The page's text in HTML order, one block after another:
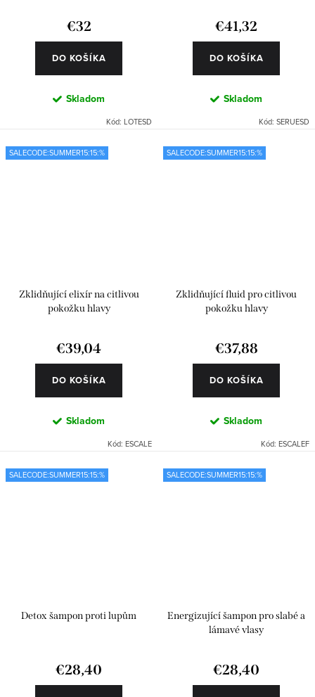
€32
DO KOŠÍKA
Skladom
Kód: LOTESD
€41,32
DO KOŠÍKA
Skladom
Kód: SERUESD
SALECODE:SUMMER15:15:%
Zklidňující elixír na citlivou
pokožku hlavy
€39,04
DO KOŠÍKA
Skladom
Kód: ESCALE
SALECODE:SUMMER15:15:%
Zklidňující fluid pro citlivou
pokožku hlavy
€37,88
DO KOŠÍKA
Skladom
Kód: ESCALEF
SALECODE:SUMMER15:15:%
Detox šampon proti lupům
€28,40
SALECODE:SUMMER15:15:%
Energizující šampon pro slabé a
lámavé vlasy
€28,40